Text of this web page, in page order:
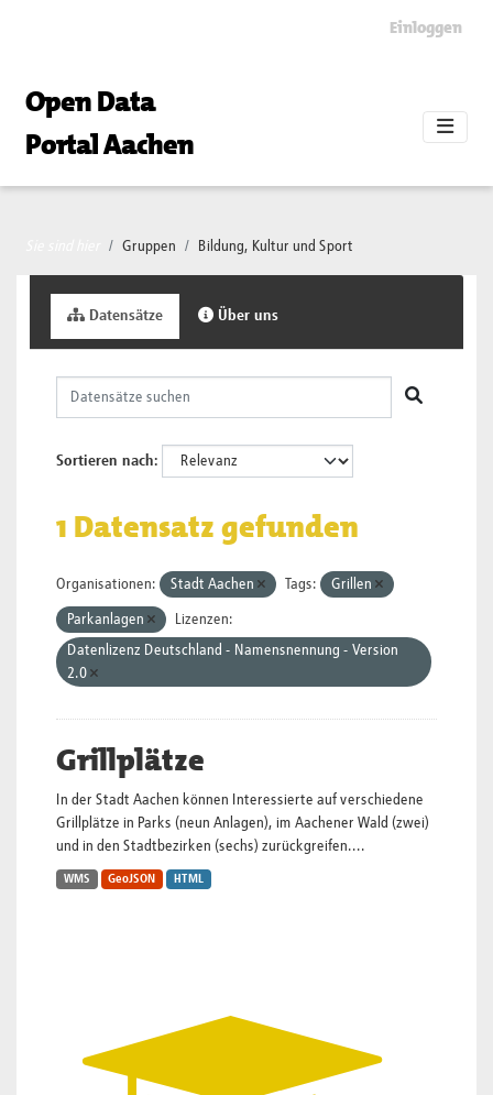
Einloggen
Open Data
Portal Aachen
Gruppen Bildung, Kultur und Sport
Datensätze Über uns
Sortieren nach
1 Datensatz gefunden
Organisationen: Stadt Aachen Tags: Grillen
Parkanlagen
Lizenzen:
Datenlizenz Deutschland - Namensnennung - Version
2.0
Grillplätze
In der Stadt Aachen können Interessierte auf verschiedene
Grillplätze in Parks (neun Anlagen), im Aachener Wald (zwei)
und in den Stadtbezirken (sechs) zurückgreifen....
WMS GeoJSON HTML